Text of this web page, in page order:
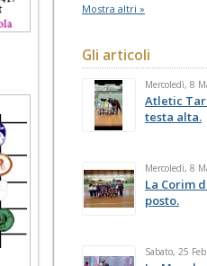
Mostra altri »
Gli articoli
Mercoledì, 8
Atletic
testa alta.
Mercoledì, 8
La Corim
posto.
Sabato, 25